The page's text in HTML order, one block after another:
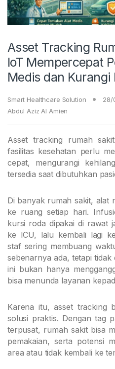
Asset Tracking
IoT Mempercepat
Medis dan Kurangi
Smart Healthcare Solution
28/
Abdul Aziz Al Amien
Asset tracking rumah
fasilitas kesehatan perlu
cepat, mengurangi
tersedia saat dibutuhkan
Di banyak rumah sakit, alat
ke ruang setiap hari.
kursi roda dipakai di rawat
ke ICU, lalu kembali lagi
staf sering membuang
sebenarnya ada, tetapi tidak
ini bukan hanya
bisa menunda layanan
Karena itu, asset tracking
solusi praktis. Dengan tag
terpusat, rumah sakit bisa
pemakaian, serta potensi
area atau tidak kembali ke